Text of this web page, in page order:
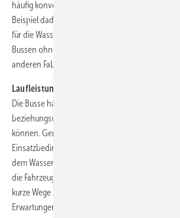
häufig konventionelle Bauteile. Längere
Beispiel dadurch, dass ein Hersteller unter
für die Wasserstofftanks verstärken musste, da
Bussen ohne Dieselmotor unterschätzt worden
anderen Fabrikat mussten die Klimaanlagen
Laufleistung
Die Busse haben gezeigt, dass 500 Kilometer pro
beziehungsweise ohne Zwischenbetankung
können. Geringere Laufleistungen resultieren
Einsatzbedingungen, also nicht aus
dem Wasserstoff-/Brennstoffzellenantrieb
die Fahrzeuge zum Beispiel als Vorfeldbusse auf
kurze Wege zurückzulegen sind. Insgesamt
Erwartungen der Betreiber.